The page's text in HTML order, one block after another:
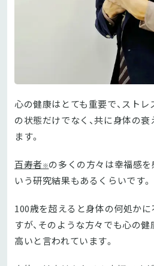
心の健康はとても重要で、スト
の状態だけでなく、共に身体の
ます。
百寿者※の多くの方々は幸福感
いう研究結果もあるくらいです。
100歳を超えると身体の何処か
すが、そのような方々でも心の
高いと言われています。